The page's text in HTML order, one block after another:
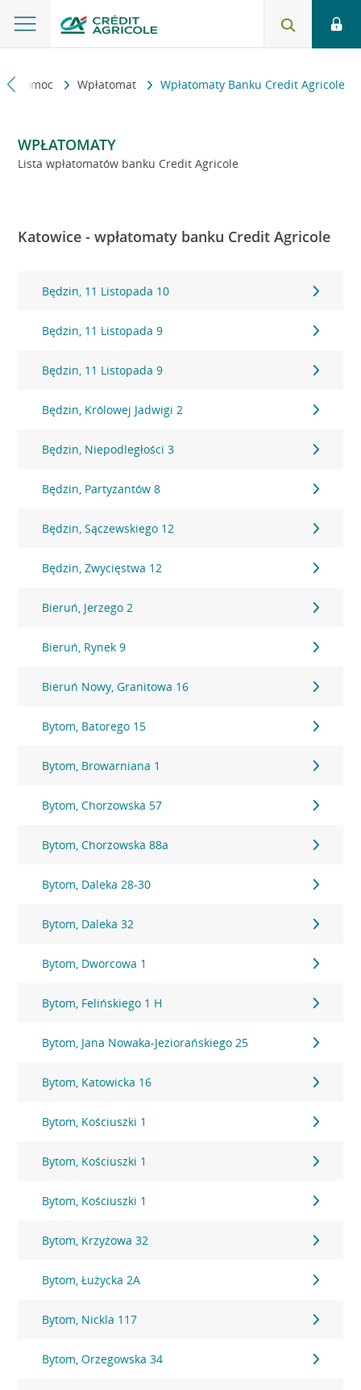
i pomoc Wpłatomat Wpłatomaty Banku Credit Agricole
WPŁATOMATY
Lista wpłatomatów banku Credit Agricole
Katowice - wpłatomaty banku Credit Agricole
Będzin, 11 Listopada 10
Będzin, 11 Listopada 9
Będzin, 11 Listopada 9
Będzin, Królowej Jadwigi 2
Będzin, Niepodległości 3
Będzin, Partyzantów 8
Będzin, Sączewskiego 12
Będzin, Zwycięstwa 12
Bieruń, Jerzego 2
Bieruń, Rynek 9
Bieruń Nowy, Granitowa 16
Bytom, Batorego 15
Bytom, Browarniana 1
Bytom, Chorzowska 57
Bytom, Chorzowska 88a
Bytom, Daleka 28-30
Bytom, Daleka 32
Bytom, Dworcowa 1
Bytom, Felińskiego 1 H
Bytom, Jana Nowaka-Jeziorańskiego 25
Bytom, Katowicka 16
Bytom, Kościuszki 1
Bytom, Kościuszki 1
Bytom, Kościuszki 1
Bytom, Krzyżowa 32
Bytom, Łużycka 2A
Bytom, Nickla 117
Bytom, Orzegowska 34